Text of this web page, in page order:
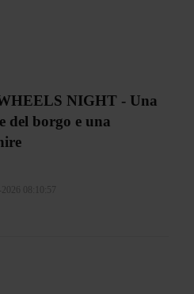
NIGHT - Una
del borgo e una
2026 08:10:57